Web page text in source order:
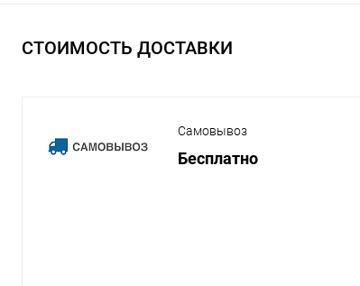
СТОИМОСТЬ ДОСТАВКИ
Самовывоз
Бесплатно